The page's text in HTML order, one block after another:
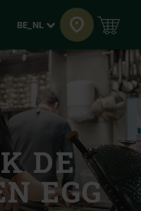
Taal
BE_NL
DE
EGG